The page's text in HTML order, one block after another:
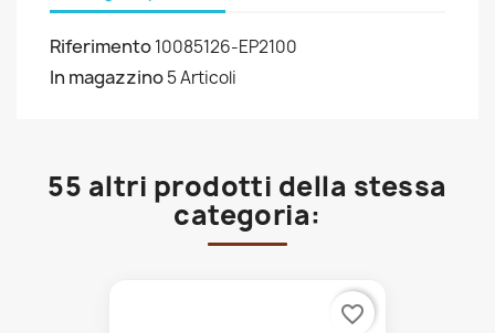
Riferimento10085126-EP2100
In magazzino5 Articoli
55 altri prodotti della stessa
categoria:
favorite_border